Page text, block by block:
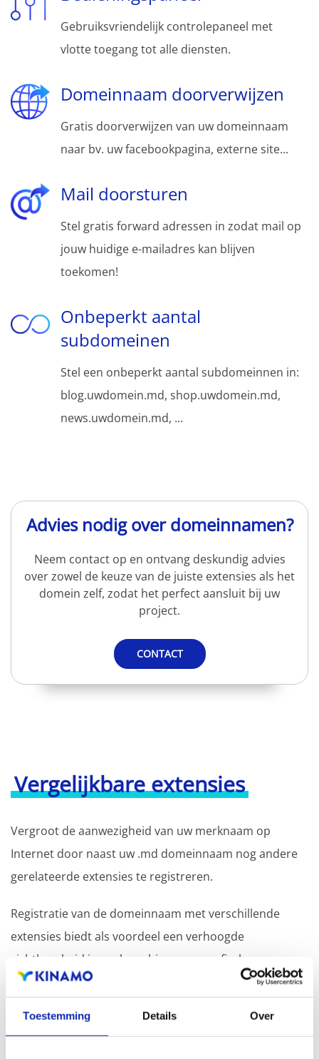
Toestemming Details Over
Gebruiksvriendelijk controlepaneel met
vlotte toegang tot alle diensten.
Domeinnaam doorverwijzen
Gratis doorverwijzen van uw domeinnaam
naar bv. uw facebookpagina, externe site...
Mail doorsturen
Stel gratis forward adressen in zodat mail op
jouw huidige e-mailadres kan blijven
toekomen!
Onbeperkt aantal
subdomeinen
Stel een onbeperkt aantal subdomeinnen in:
blog.uwdomein.md, shop.uwdomein.md,
news.uwdomein.md, ...
Advies nodig over domeinnamen?
Neem contact op en ontvang deskundig advies
over zowel de keuze van de juiste extensies als het
domein zelf, zodat het perfect aansluit bij uw
project.
CONTACT
Vergelijkbare extensies
Vergroot de aanwezigheid van uw merknaam op
Internet door naast uw .md domeinnaam nog andere
gerelateerde extensies te registreren.
Registratie van de domeinnaam met verschillende
extensies biedt als voordeel een verhoogde
zichtbaarheid in zoekmachines, geografische
aanwezigheid en verbeterde aanwezigheid bij lokale